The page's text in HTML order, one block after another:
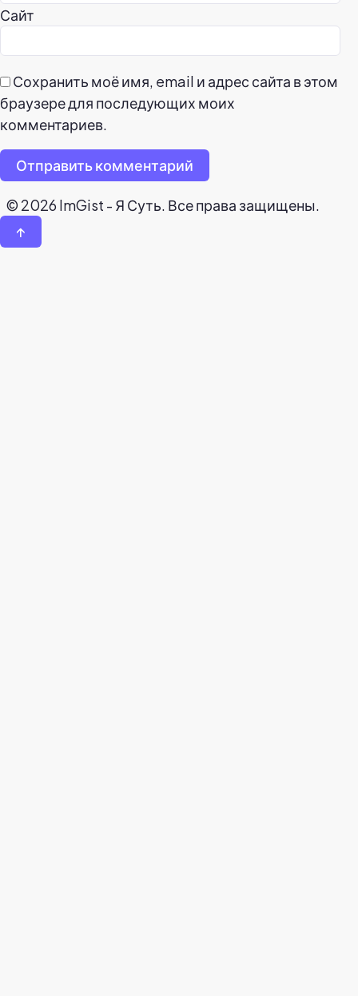
Сайт
Сохранить моё имя, email и адрес сайта в этом
браузере для последующих моих
комментариев.
Отправить комментарий
© 2026 ImGist - Я Суть. Все права защищены.
↑